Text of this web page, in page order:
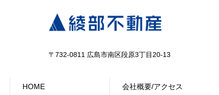
〒732-0811 広島市南区段原3丁目20-13
HOME 会社概要/アクセス